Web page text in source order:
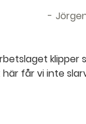
klipper
får vi inte